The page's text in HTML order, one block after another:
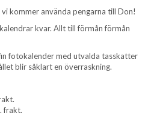
kommer använda pengarna till Don!
kvar. Allt till förmån förmån
fotokalender med utvalda tasskatter
blir såklart en överraskning.
frakt.